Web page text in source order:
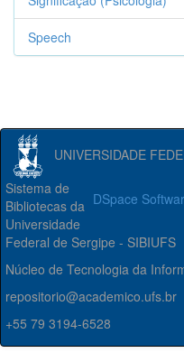
Speech
UNIVERSIDADE
DSpace
Sistema de
Bibliotecas da
Universidade
Federal de Sergipe - SIBIUFS
Núcleo de Tecnologia da
repositorio@academico.ufs.br
+55 79 3194-6528